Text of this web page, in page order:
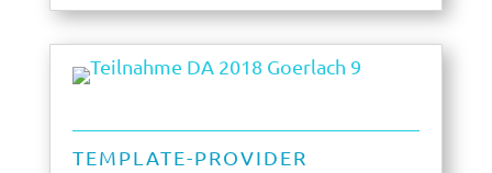
TEMPLATE-PROVIDER